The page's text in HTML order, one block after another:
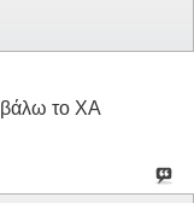
βάλω το ΧΑ